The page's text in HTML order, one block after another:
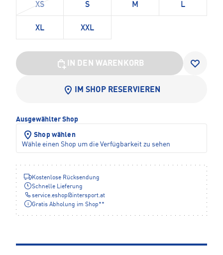
XS S M L
XL XXL
IN DEN WARENKORB
IM SHOP RESERVIEREN
Ausgewählter Shop
Shop wählen
Wähle einen Shop um die Verfügbarkeit zu sehen
Kostenlose Rücksendung
Schnelle Lieferung
service.eshop@intersport.at
Gratis Abholung im Shop**